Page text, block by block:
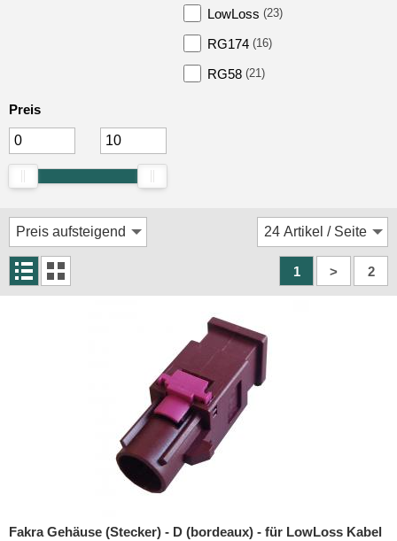
Subwoofer
Verstärker
Zubehör
Aktivsystemadapter
Antennenadapter
Antennenkabel
DIN (150 Ohm)
LowLoss (23)
RG174 (16)
RG58 (21)
Preis
1 > 2
Fakra Gehäuse (Stecker) - D (bordeaux) - für LowLoss Kabel